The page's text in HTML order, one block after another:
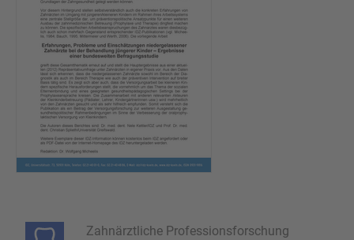
Zahnärztliche Professionsforschung